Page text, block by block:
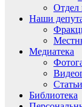
Отдел
Наши
Медиатека
Статьи
Библиотека